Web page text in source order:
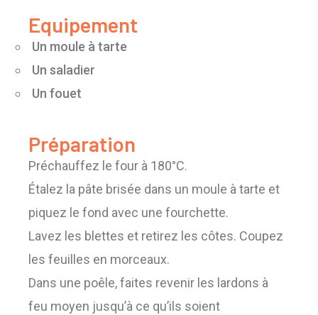
Equipement
Un moule à tarte
Un saladier
Un fouet
Préparation
Préchauffez le four à 180°C.
Étalez la pâte brisée dans un moule à tarte et
piquez le fond avec une fourchette.
Lavez les blettes et retirez les côtes. Coupez
les feuilles en morceaux.
Dans une poêle, faites revenir les lardons à
feu moyen jusqu’à ce qu’ils soient